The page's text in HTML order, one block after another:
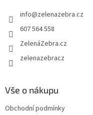
info@zelenazebra.cz
607 564 558
ZelenáZebra.cz
zelenazebracz
Vše o nákupu
Obchodní podmínky